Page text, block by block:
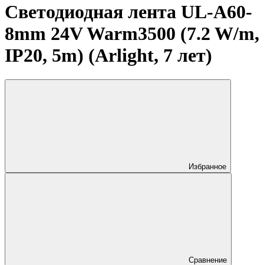
Светодиодная лента UL-A60-
8mm 24V Warm3500 (7.2 W/m,
IP20, 5m) (Arlight, 7 лет)
Избранное
Сравнение